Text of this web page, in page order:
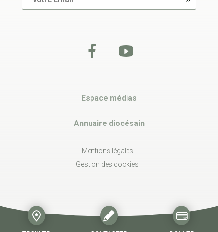
Espace médias
Annuaire diocésain
Mentions légales
Gestion des cookies